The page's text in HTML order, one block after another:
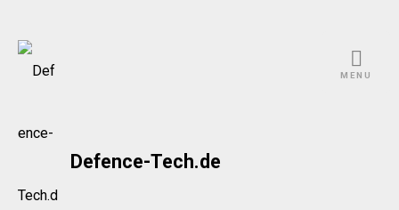
Skip
Defence-Tech.de
MENU